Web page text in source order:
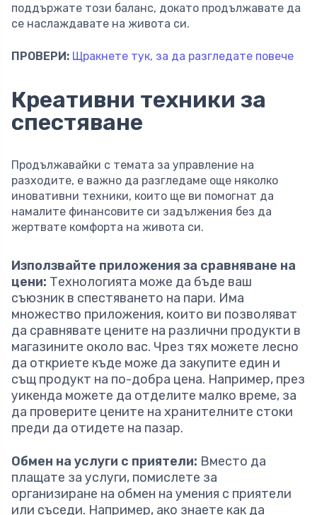
поддържате този баланс, докато продължавате да
се наслаждавате на живота си.
ПРОВЕРИ: Щракнете тук, за да разгледате повече
Креативни техники за
спестяване
Продължавайки с темата за управление на
разходите, е важно да разгледаме още няколко
иновативни техники, които ще ви помогнат да
намалите финансовите си задължения без да
жертвате комфорта на живота си.
Използвайте приложения за сравняване на
цени: Технологията може да бъде ваш
съюзник в спестяването на пари. Има
множество приложения, които ви позволяват
да сравнявате цените на различни продукти в
магазините около вас. Чрез тях можете лесно
да откриете къде може да закупите един и
същ продукт на по-добра цена. Например, през
уикенда можете да отделите малко време, за
да проверите цените на хранителните стоки
преди да отидете на пазар.
Обмен на услуги с приятели: Вместо да
плащате за услуги, помислете за
организиране на обмен на умения с приятели
или съседи. Например, ако знаете как да